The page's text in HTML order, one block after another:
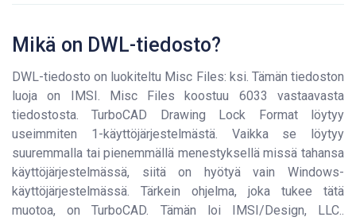
Mikä on DWL-tiedosto?
DWL-tiedosto on luokiteltu Misc Files: ksi. Tämän tiedoston
luoja on IMSI. Misc Files koostuu 6033 vastaavasta
tiedostosta. TurboCAD Drawing Lock Format löytyy
useimmiten 1-käyttöjärjestelmästä. Vaikka se löytyy
suuremmalla tai pienemmällä menestyksellä missä tahansa
käyttöjärjestelmässä, siitä on hyötyä vain Windows-
käyttöjärjestelmässä. Tärkein ohjelma, joka tukee tätä
muotoa, on TurboCAD. Tämän loi IMSI/Design, LLC..